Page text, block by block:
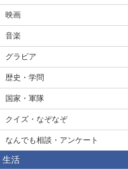
映画
音楽
グラビア
歴史・学問
国家・軍隊
クイズ・なぞなぞ
なんでも相談・アンケート
生活